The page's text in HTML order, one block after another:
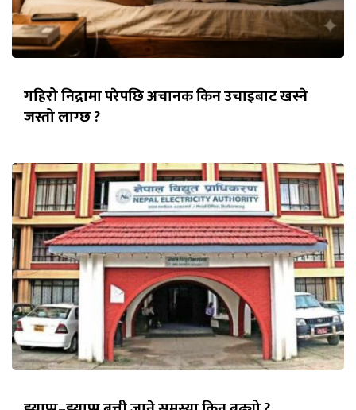
गहिरो निद्रामा परेपछि अचानक किन उचाइबाट खस्ने
जस्तो लाग्छ ?